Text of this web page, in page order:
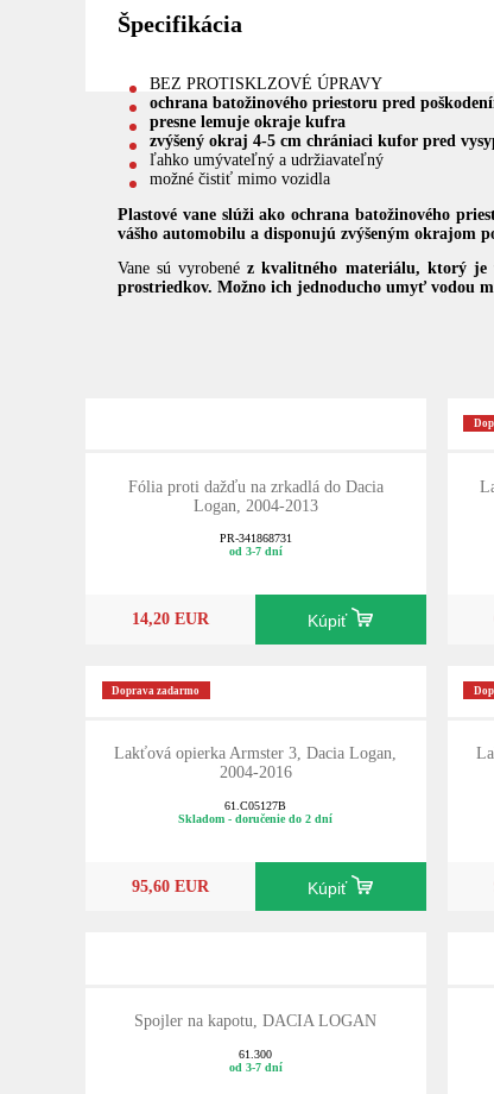
Špecifikácia
BEZ PROTISKLZOVÉ ÚPRAVY
ochrana batožinového priestoru pred
presne lemuje okraje kufra
zvýšený okraj 4-5 cm chrániaci kufor pred
ľahko umývateľný a udržiavateľný
možné čistiť mimo vozidla
Plastové vane slúži ako ochrana batožinového
vášho automobilu adisponujú zvýšeným okrajom
Vane sú vyrobenéz kvalitného materiálu, ktorý je
prostriedkov. Možno ich jednoducho umyť vodou
Fólia proti dažďu na zrkadlá do Dacia
Logan, 2004-2013
PR-341868731
od 3-7 dní
14,20 EUR Kúpiť
Doprava zadarmo
Lakťová opierka Armster 3, Dacia Logan,
2004-2016
61.C05127B
Skladom - doručenie do 2 dní
95,60 EUR Kúpiť
Spojler na kapotu, DACIA LOGAN
61.300
od 3-7 dní